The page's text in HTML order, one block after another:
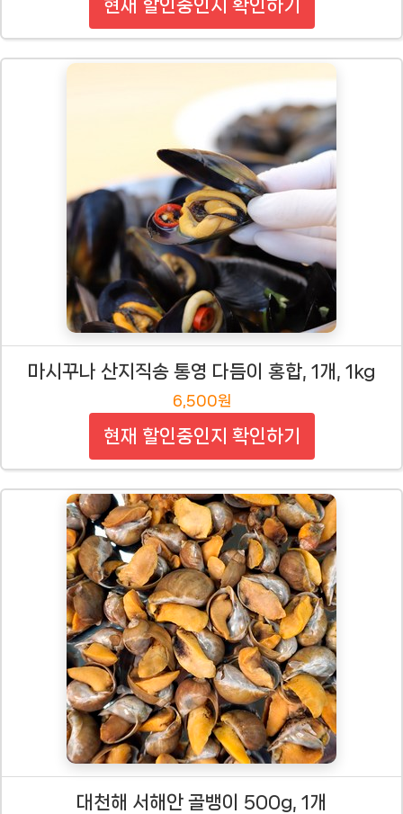
현재 할인중인지 확인하기
마시꾸나 산지직송 통영 다듬이 홍합, 1개, 1kg
6,500원
현재 할인중인지 확인하기
대천해 서해안 골뱅이 500g, 1개